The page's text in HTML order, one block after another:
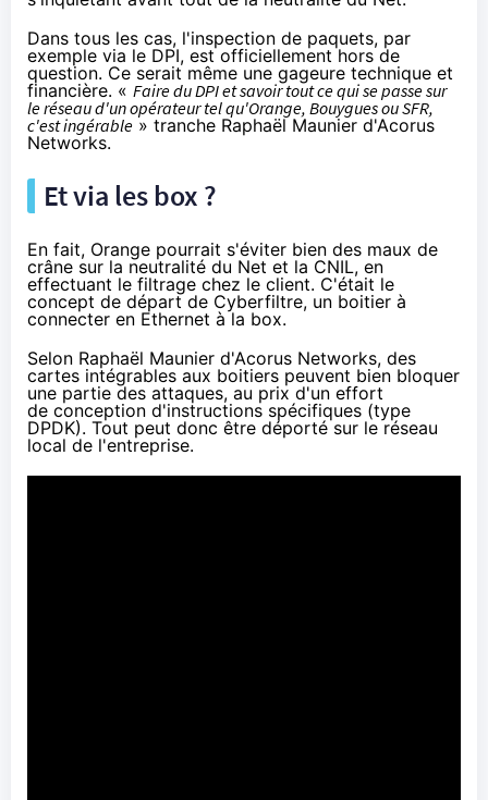
Dans tous les cas, l'inspection de paquets, par
exemple via le DPI, est officiellement hors de
question. Ce serait même une gageure technique et
financière. « Faire du DPI et savoir tout ce qui se passe sur
le réseau d'un opérateur tel qu'Orange, Bouygues ouSFR,
c'est ingérable » tranche Raphaël Maunier d'Acorus
Networks.
Et via les box ?
En fait, Orange pourrait s'éviter bien des maux de
crâne sur la neutralité du Net et la CNIL, en
effectuant le filtrage chez le client. C'était le
concept de départ de Cyberfiltre, un boitier à
connecter en Ethernet à la box.
Selon Raphaël Maunier d'Acorus Networks, des
cartes intégrables aux boitiers peuvent bien bloquer
une partie des attaques, au prix d'un effort
de conception d'instructions spécifiques (type
DPDK). Tout peut donc être déporté sur le réseau
local de l'entreprise.